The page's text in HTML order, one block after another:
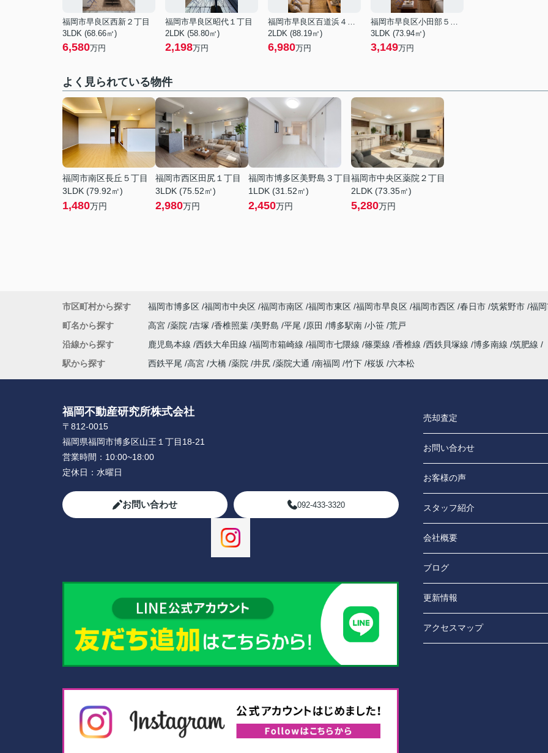
福岡市早良区西新２丁目
3LDK (68.66㎡)
6,580万円
福岡市早良区昭代１丁目
2LDK (58.80㎡)
2,198万円
福岡市早良区百道浜４丁目
2LDK (88.19㎡)
6,980万円
福岡市早良区小田部５丁目
3LDK (73.94㎡)
3,149万円
よく見られている物件
福岡市南区長丘５丁目
3LDK (79.92㎡)
1,480万円
福岡市西区田尻１丁目
3LDK (75.52㎡)
2,980万円
福岡市博多区美野島３丁目
1LDK (31.52㎡)
2,450万円
福岡市中央区薬院２丁目
2LDK (73.35㎡)
5,280万円
市区町村から探す 福岡市博多区 福岡市中央区 福岡市南区 福岡市東区 福岡市早良区 福岡市西区 春日市 筑紫野市 福
町名から探す
高宮 薬院 吉塚 香椎照葉 美野島 平尾 原田 博多駅南 小笹 荒戸
沿線から探す
鹿児島本線 西鉄大牟田線 福岡市箱崎線 福岡市七隈線 篠栗線 香椎線 西鉄貝塚線 博多南線 筑肥線
駅から探す
西鉄平尾 高宮 大橋 薬院 井尻 薬院大通 南福岡 竹下 桜坂 六本松
福岡不動産研究所株式会社
〒812-0015
福岡県福岡市博多区山王１丁目18-21
営業時間： 10:00~18:00
定休日： 水曜日
お問い合わせ 092-433-3320
売却査定
お問い合わせ
お客様の声
スタッフ紹介
会社概要
ブログ
更新情報
アクセスマップ